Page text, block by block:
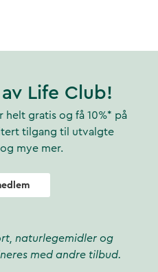
Life Club!
helt gratis og få 10%* på
tilgang til utvalgte
mye mer.
naturlegemidler og
med andre tilbud.